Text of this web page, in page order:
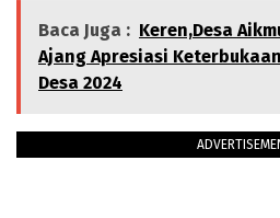
Baca Juga : Keren,Desa
Ajang Apresiasi
Desa 2024